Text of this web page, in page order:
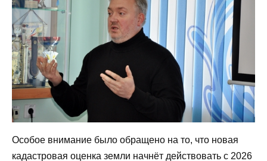
Особое внимание было обращено на то, что новая
кадастровая оценка земли начнёт действовать с 2026